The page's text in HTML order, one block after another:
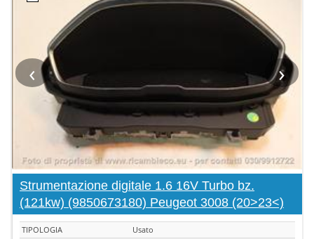
‹ ›
Strumentazione digitale 1.6 16V Turbo bz.
(121kw) (9850673180) Peugeot 3008 (20>23<)
TIPOLOGIA
Usato